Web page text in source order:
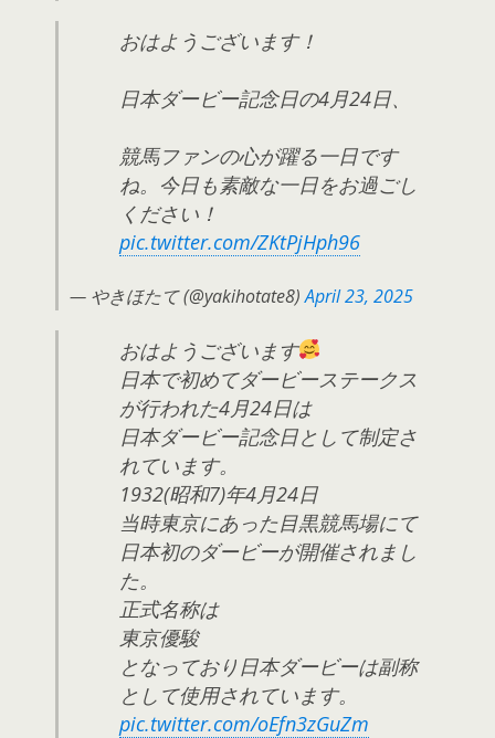
おはようございます！
日本ダービー記念日の4月24日、
競馬ファンの心が躍る一日です
ね。今日も素敵な一日をお過ごし
ください！
pic.twitter.com/ZKtPjHph96
— やきほたて (@yakihotate8)April 23, 2025
おはようございます
日本で初めてダービーステークス
が行われた4月24日は
日本ダービー記念日として制定さ
れています。
1932(昭和7)年4月24日
当時東京にあった目黒競馬場にて
日本初のダービーが開催されまし
た。
正式名称は
東京優駿
となっており日本ダービーは副称
として使用されています。
pic.twitter.com/oEfn3zGuZm